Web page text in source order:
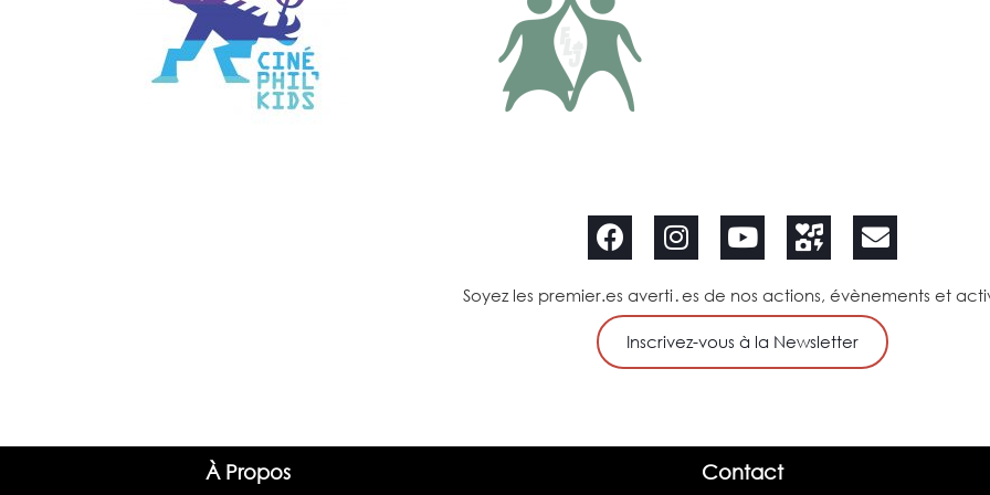
projection, suivie d’un atelier pour
questionner le monde qui les entoure,
stimuler leur imagination et les
symbolique de l’enfance vers
l’adolescence et met à l’honneur les
valeurs qui nous rassemblent : liberté,
égalité, solidarité, respect.
Soyez les premier.es averti․es de nos actions, évènements et
Inscrivez-vous à la Newsletter
À Propos Contact